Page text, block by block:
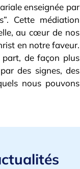
enseignée par
Cette médiation
au cœur de nos
en notre faveur.
part, de façon plus
des signes, des
nous pouvons